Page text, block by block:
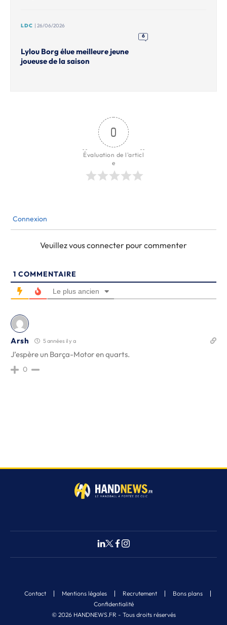
LDC | 26/06/2026
6
Lylou Borg élue meilleure jeune
joueuse de la saison
0
Évaluation de l'articl
e
Connexion
Veuillez vous connecter pour commenter
1 COMMENTAIRE
Le plus ancien
Arsh 5 années il y a
J’espère un Barça-Motor en quarts.
0
© 2026 HANDNEWS.FR - Tous droits réservés
Contact Mentions légales Recrutement
Bons plans
Confidentialité